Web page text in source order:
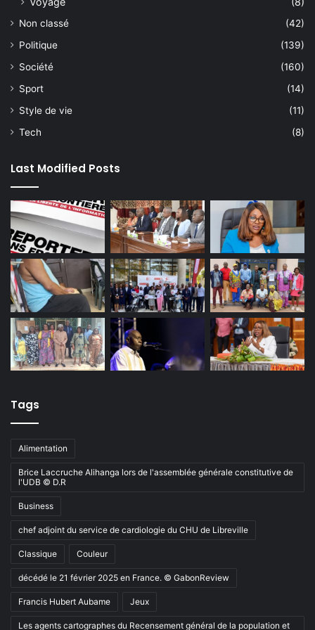
Non classé
(42)
Politique
(139)
Société
(160)
Sport
(14)
Style de vie
(11)
Tech
(8)
Last Modified Posts
Tags
Alimentation
Brice Laccruche Alihanga lors de l'assemblée générale constitutive de
l'UDB © D.R
Business
chef adjoint du service de cardiologie du CHU de Libreville
Classique Couleur
décédé le 21 février 2025 en France. © GabonReview
Francis Hubert Aubame Jeux
Les agents cartographes du Recensement général de la population et